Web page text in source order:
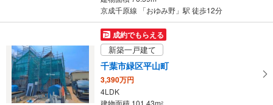
京成千原線 「おゆみ野」駅 徒歩12分
成約でもらえる
新築一戸建て
千葉市緑区平山町
3,390万円
4LDK
建物面積 101.43m2